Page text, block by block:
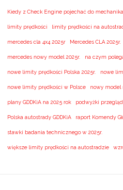
Kiedy z Check Engine pojechać do
limity prędkości limity prędkości na
mercedes cla 4x4 2025r Mercedes CLA 2025r.
mercedes nowy model 2025r. na czym
nowe limity prędkości Polska 2025r. nowe
nowe limity prędkości w Polsce nowy model
plany GDDKiA na 2025 rok podwyżki
Polska autostrady GDDKiA raport Komendy
stawki badania technicznego w 2025r.
większe limity prędkości na autostradzie